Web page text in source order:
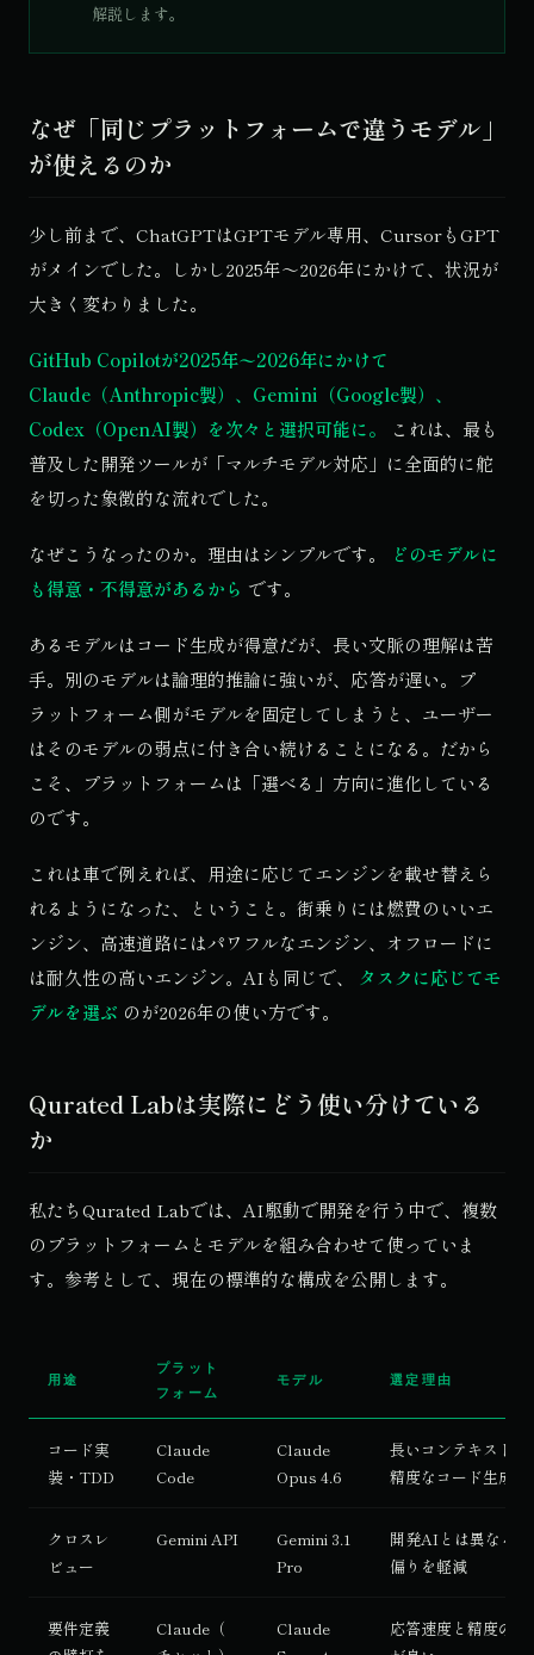
解説します。
なぜ「同じプラットフォームで違うモデル」
が使えるのか
少し前まで、ChatGPTはGPTモデル専用、CursorもGPT
がメインでした。しかし2025年〜2026年にかけて、状況が
大きく変わりました。
GitHub Copilotが2025年〜2026年にかけて
Claude（Anthropic製）、Gemini（Google製）、
Codex（OpenAI製）を次々と選択可能に。
これは、最も
普及した開発ツールが「マルチモデル対応」に全面的に舵
を切った象徴的な流れでした。
なぜこうなったのか。理由はシンプルです。
どのモデルに
も得意・不得意があるから です。
あるモデルはコード生成が得意だが、長い文脈の理解は苦
手。別のモデルは論理的推論に強いが、応答が遅い。プ
ラットフォーム側がモデルを固定してしまうと、ユーザー
はそのモデルの弱点に付き合い続けることになる。だから
こそ、プラットフォームは「選べる」方向に進化している
のです。
これは車で例えれば、用途に応じてエンジンを載せ替えら
れるようになった、ということ。街乗りには燃費のいいエ
ンジン、高速道路にはパワフルなエンジン、オフロードに
は耐久性の高いエンジン。AIも同じで、 タスクに応じてモ
デルを選ぶ のが2026年の使い方です。
Qurated Labは実際にどう使い分けている
か
私たちQurated Labでは、AI駆動で開発を行う中で、複数
のプラットフォームとモデルを組み合わせて使っていま
す。参考として、現在の標準的な構成を公開します。
用途
プラット
フォーム
モデル 選定理由
コード実
装・TDD
Claude
Code
Claude
Opus 4.6
長いコンテキスト理
精度なコード生成
クロスレ
ビュー
Gemini API
Gemini 3.1
Pro
開発AIとは異なる
偏りを軽減
要件定義
Claude（
Claude
応答速度と精度の